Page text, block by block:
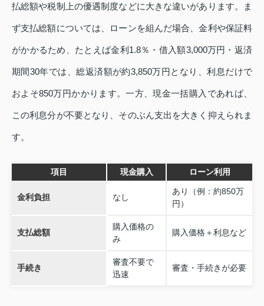
払総額や税制上の優遇制度などに大きな違いがあります。ま
ず支払総額については、ローンを組んだ場合、金利や保証料
がかかるため、たとえば金利1.8％・借入額3,000万円・返済
期間30年では、総返済額が約3,850万円となり、利息だけで
およそ850万円かかります。一方、現金一括購入であれば、
この利息分が不要となり、そのぶん支出を大きく抑えられま
す。
項目 現金購入 ローン利用
金利負担 なし
あり（例：約850万
円）
支払総額
購入価格の
み
購入価格＋利息など
手続き
審査不要で
迅速
審査・手続きが必要